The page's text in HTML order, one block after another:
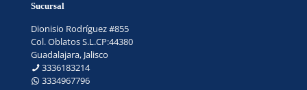
Sucursal
Dionisio Rodríguez #855
Col. Oblatos S.L.CP:44380
Guadalajara, Jalisco
3336183214
3334967796